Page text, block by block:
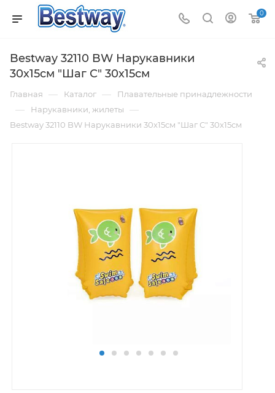
0
Bestway 32110 BW Нарукавники
30х15см "Шаг С" 30х15см
Главная — Каталог — Плавательные принадлежности
— Нарукавники, жилеты —
Bestway 32110 BW Нарукавники 30х15см "Шаг С" 30х15см